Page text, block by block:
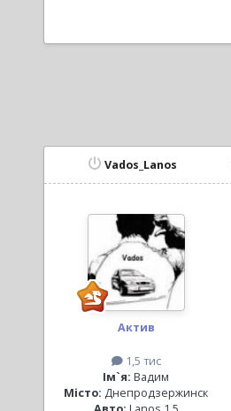
Vados_Lanos
Актив
1,5 тис
Ім`я: Вадим
Місто: Днепродзержинск